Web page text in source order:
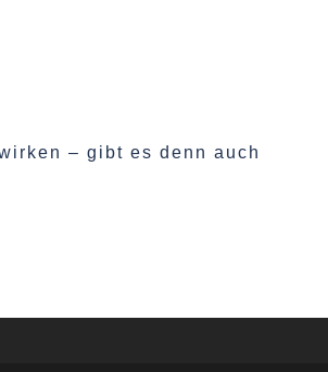
– gibt es denn auch